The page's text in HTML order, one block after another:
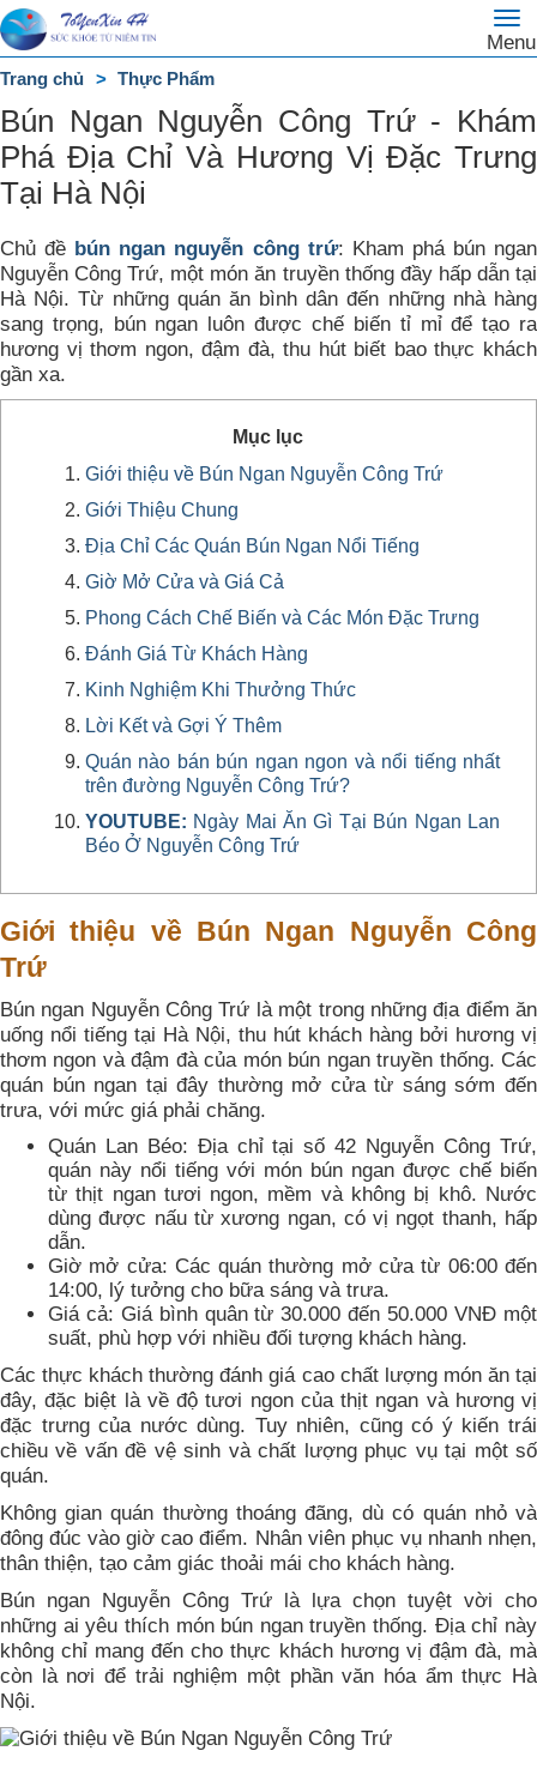
Menu
Trang
chủ
DANH
MỤC
Trang chủ Thực Phẩm
Bún Ngan Nguyễn Công Trứ - Khám
Phá Địa Chỉ Và Hương Vị Đặc Trưng
Tại Hà Nội
Chủ đề bún ngan nguyễn công trứ: Kham phá bún ngan
Nguyễn Công Trứ, một món ăn truyền thống đầy hấp dẫn tại
Hà Nội. Từ những quán ăn bình dân đến những nhà hàng
sang trọng, bún ngan luôn được chế biến tỉ mỉ để tạo ra
hương vị thơm ngon, đậm đà, thu hút biết bao thực khách
gần xa.
Mục lục
Giới thiệu về Bún Ngan Nguyễn Công Trứ
Giới Thiệu Chung
Địa Chỉ Các Quán Bún Ngan Nổi Tiếng
Giờ Mở Cửa và Giá Cả
Phong Cách Chế Biến và Các Món Đặc Trưng
Đánh Giá Từ Khách Hàng
Kinh Nghiệm Khi Thưởng Thức
Lời Kết và Gợi Ý Thêm
Quán nào bán bún ngan ngon và nổi tiếng nhất
trên đường Nguyễn Công Trứ?
YOUTUBE: Ngày Mai Ăn Gì Tại Bún Ngan Lan
Béo Ở Nguyễn Công Trứ
Giới thiệu về Bún Ngan Nguyễn Công
Trứ
Bún ngan Nguyễn Công Trứ là một trong những địa điểm ăn
uống nổi tiếng tại Hà Nội, thu hút khách hàng bởi hương vị
thơm ngon và đậm đà của món bún ngan truyền thống. Các
quán bún ngan tại đây thường mở cửa từ sáng sớm đến
trưa, với mức giá phải chăng.
Quán Lan Béo: Địa chỉ tại số 42 Nguyễn Công Trứ,
quán này nổi tiếng với món bún ngan được chế biến
từ thịt ngan tươi ngon, mềm và không bị khô. Nước
dùng được nấu từ xương ngan, có vị ngọt thanh, hấp
dẫn.
Giờ mở cửa: Các quán thường mở cửa từ 06:00 đến
14:00, lý tưởng cho bữa sáng và trưa.
Giá cả: Giá bình quân từ 30.000 đến 50.000 VNĐ một
suất, phù hợp với nhiều đối tượng khách hàng.
Các thực khách thường đánh giá cao chất lượng món ăn tại
đây, đặc biệt là về độ tươi ngon của thịt ngan và hương vị
đặc trưng của nước dùng. Tuy nhiên, cũng có ý kiến trái
chiều về vấn đề vệ sinh và chất lượng phục vụ tại một số
quán.
Không gian quán thường thoáng đãng, dù có quán nhỏ và
đông đúc vào giờ cao điểm. Nhân viên phục vụ nhanh nhẹn,
thân thiện, tạo cảm giác thoải mái cho khách hàng.
Bún ngan Nguyễn Công Trứ là lựa chọn tuyệt vời cho
những ai yêu thích món bún ngan truyền thống. Địa chỉ này
không chỉ mang đến cho thực khách hương vị đậm đà, mà
còn là nơi để trải nghiệm một phần văn hóa ẩm thực Hà
Nội.